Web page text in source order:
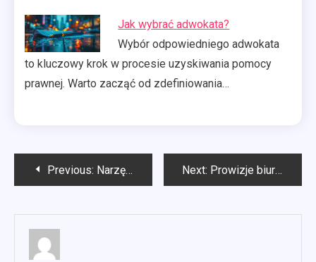
Jak wybrać adwokata?
Wybór odpowiedniego adwokata
to kluczowy krok w procesie uzyskiwania pomocy
prawnej. Warto zacząć od zdefiniowania…
Nawigacja
Previous: Narzędzia pneumatyczne sklep Next: Prowizje biur nieruchomości